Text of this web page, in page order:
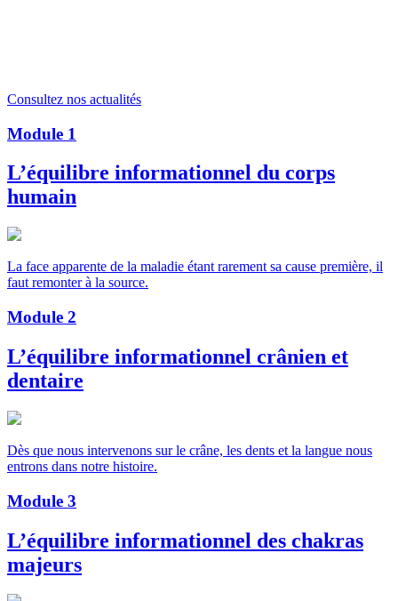
Consultez nos actualités
Module 1
L’équilibre informationnel du corps
humain
La face apparente de la maladie étant rarement sa cause première, il
faut remonter à la source.
Module 2
L’équilibre informationnel crânien et
dentaire
Dès que nous intervenons sur le crâne, les dents et la langue nous
entrons dans notre histoire.
Module 3
L’équilibre informationnel des chakras
majeurs